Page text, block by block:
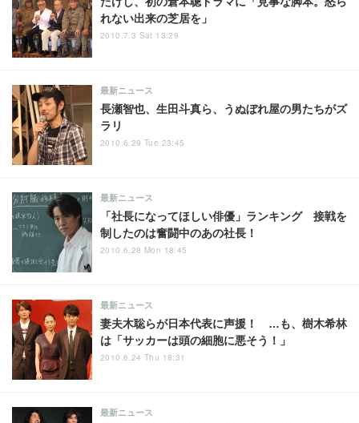
れない出来の芝居を」
2010.7.3 Sat 13:29
長瀬智也、生田斗真ら、うぬぼれ屋の男たちがズ
ラリ
最新ニュース
2010.6.29 Tue 23:45
「社長になってほしい俳優」ランキング 接戦を
制したのは奮闘中のあの社長！
最新ニュース
2010.6.28 Mon 18:45
妻夫木聡らが日本代表に声援！ …も、樹木希林
は「サッカーは頭の細胞に悪そう！」
最新ニュース
2010.6.24 Thu 18:31
最新ニュース